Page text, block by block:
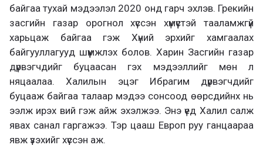
байгаа тухай мэдээлэл 2020 онд гарч эхлэв. Грекийн
засгийн газар орогнол хүссэн хүмүүстэй тааламжгүй
харьцаж байгаа гэж Хүний эрхийг хамгаалах
байгууллагууд шүүмжлэх болов. Харин Засгийн газар
дүрвэгчдийг буцаасан гэх мэдээллийг мөн л
няцаалаа. Халилын эцэг Ибрагим дүрвэгчдийг
буцааж байгаа талаар мэдээ сонсоод өөрсдийнх нь
ээлж ирэх вий гэж айж эхэлжээ. Энэ үед Халил салж
явах санал гаргажээ. Тэр цааш Европ руу ганцаараа
явж үзэхийг хүссэн аж.